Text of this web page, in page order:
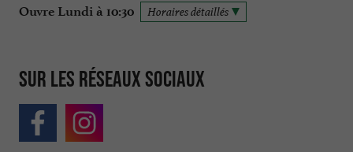
Ouvre Lundi à 10:30 Horaires détaillés
Sur les réseaux sociaux